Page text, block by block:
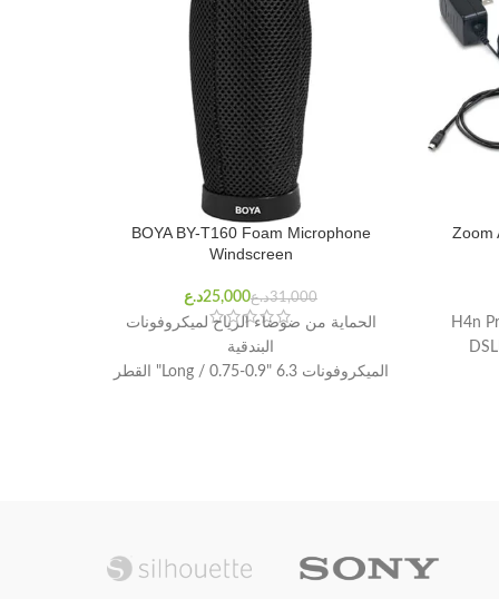
Zoom
BOYA BY-T160 Foam Microphone
Windscreen
د.ع
د.ع
الحماية من ضوضاء الرياح لميكروفونات
البندقية
الميكروفونات 6.3 "Long / 0.75-0.9" القطر